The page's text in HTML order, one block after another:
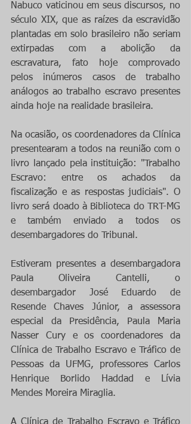
Nabuco vaticinou em seus discursos, no
século XIX, que as raízes da escravidão
plantadas em solo brasileiro não seriam
extirpadas com a abolição da
escravatura, fato hoje comprovado
pelos inúmeros casos de trabalho
análogos ao trabalho escravo presentes
ainda hoje na realidade brasileira.
Na ocasião, os coordenadores da Clínica
presentearam a todos na reunião com o
livro lançado pela instituição: "Trabalho
Escravo: entre os achados da
fiscalização e as respostas judiciais". O
livro será doado à Biblioteca do TRT-MG
e também enviado a todos os
desembargadores do Tribunal.
Estiveram presentes a desembargadora
Paula Oliveira Cantelli, o
desembargador José Eduardo de
Resende Chaves Júnior, a assessora
especial da Presidência, Paula Maria
Nasser Cury e os coordenadores da
Clínica de Trabalho Escravo e Tráfico de
Pessoas da UFMG, professores Carlos
Henrique Borlido Haddad e Lívia
Mendes Moreira Miraglia.
A Clínica de Trabalho Escravo e Tráfico